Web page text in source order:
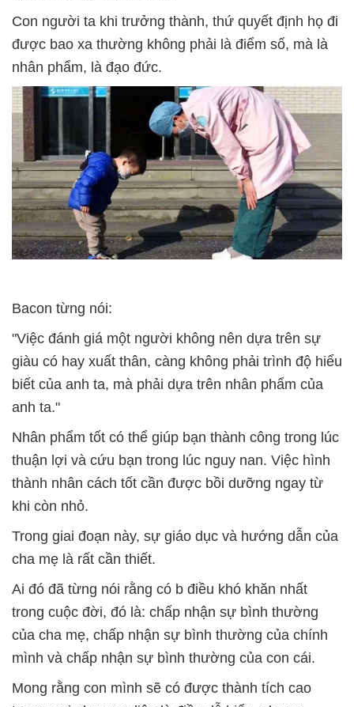
Con người ta khi trưởng thành, thứ quyết định họ đi
được bao xa thường không phải là điểm số, mà là
nhân phẩm, là đạo đức.
Bacon từng nói:
"Việc đánh giá một người không nên dựa trên sự
giàu có hay xuất thân, càng không phải trình độ hiểu
biết của anh ta, mà phải dựa trên nhân phẩm của
anh ta."
Nhân phẩm tốt có thể giúp bạn thành công trong lúc
thuận lợi và cứu bạn trong lúc nguy nan. Việc hình
thành nhân cách tốt cần được bồi dưỡng ngay từ
khi còn nhỏ.
Trong giai đoạn này, sự giáo dục và hướng dẫn của
cha mẹ là rất cần thiết.
Ai đó đã từng nói rằng có b điều khó khăn nhất
trong cuộc đời, đó là: chấp nhận sự bình thường
của cha mẹ, chấp nhận sự bình thường của chính
mình và chấp nhận sự bình thường của con cái.
Mong rằng con mình sẽ có được thành tích cao